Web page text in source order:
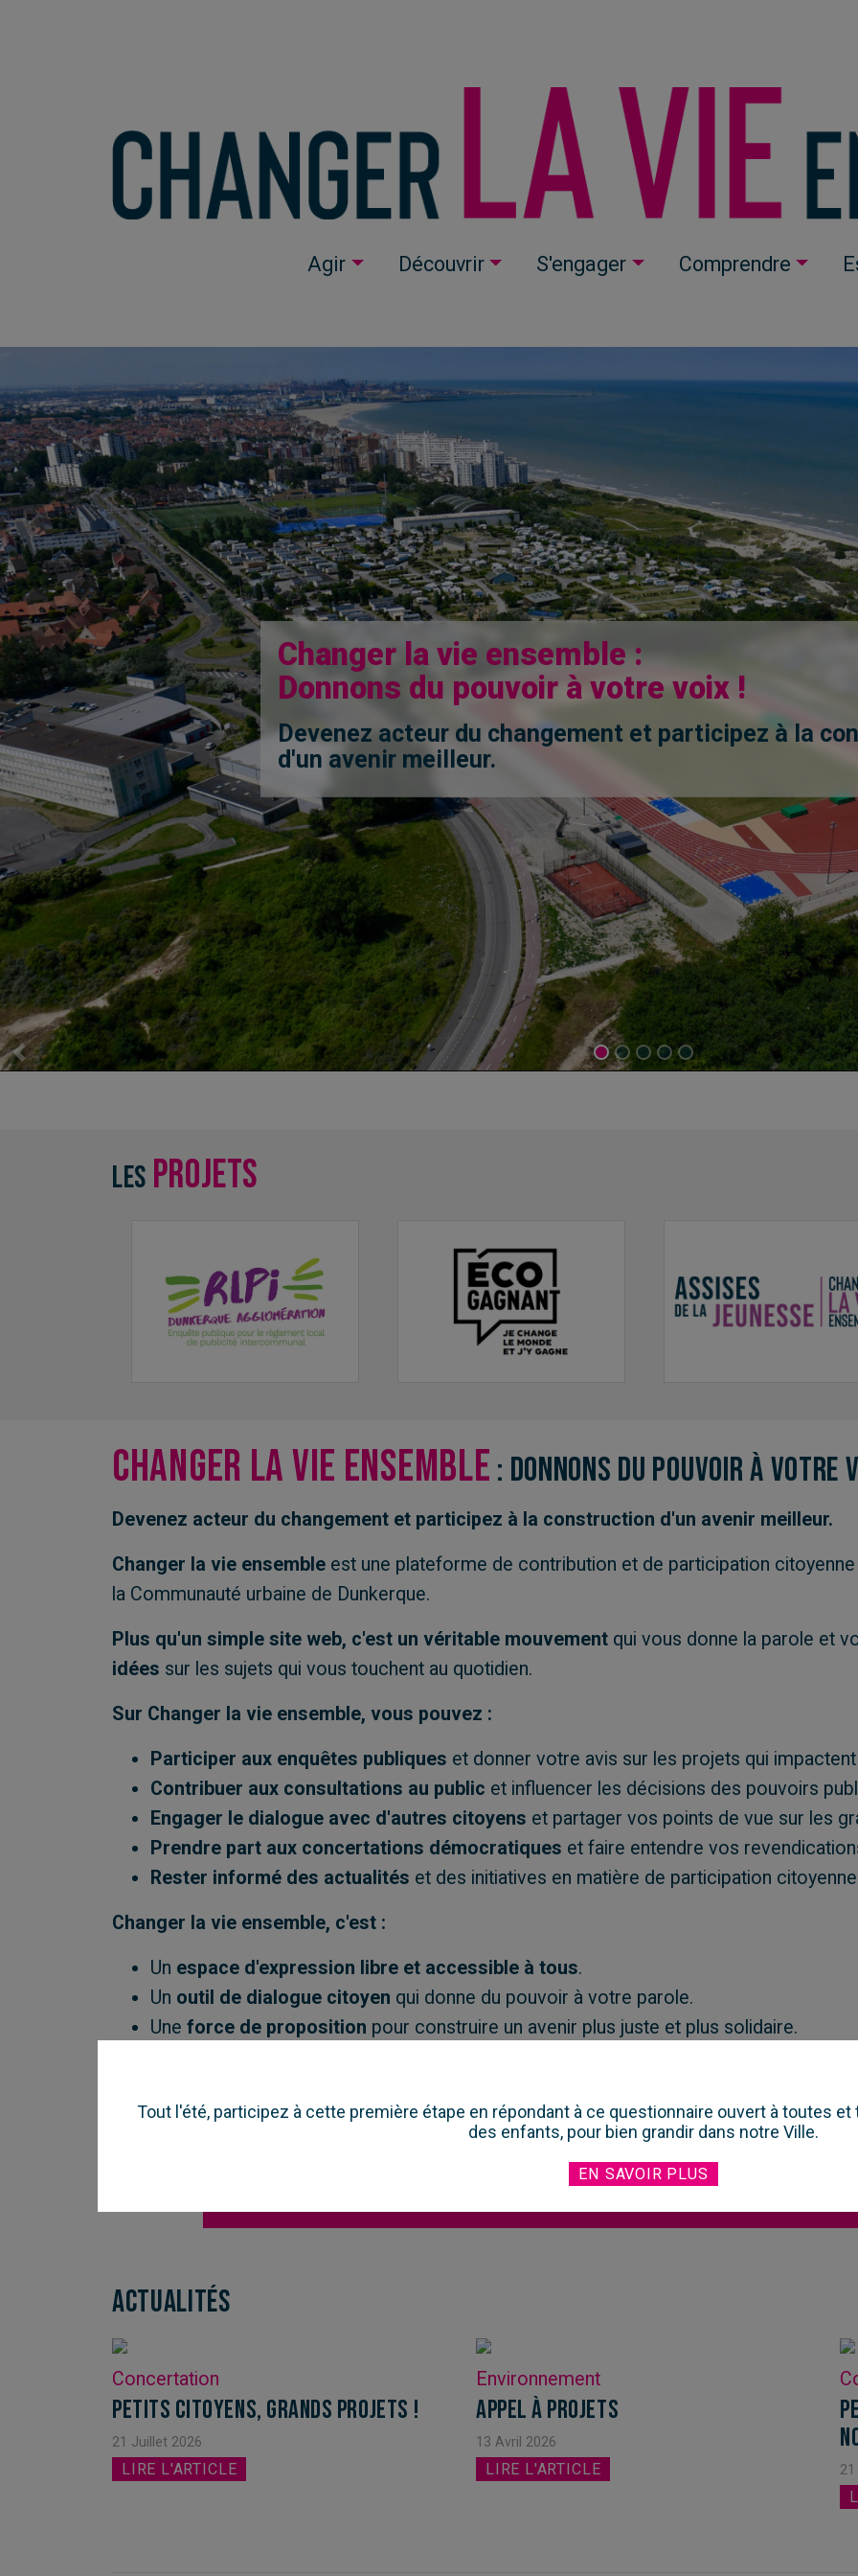
Agir Découvrir S'engager Comprendre
Changer la vie ensemble :
Donnons du pouvoir à votre voix !
Devenez acteur du changement et participez à la
d'un avenir meilleur.
Previous
Les projets
Changer la vie ensemble : Donnons du pouvoir à votre
Devenez acteur du changement et participez à la construction d'un avenir meilleur.
Changer la vie ensemble est une plateforme de contribution et de participation
la Communauté urbaine de Dunkerque.
Plus qu'un simple site web, c'est un véritable mouvement qui vous donne la parole et
idées sur les sujets qui vous touchent au quotidien.
Sur Changer la vie ensemble, vous pouvez :
Participer aux enquêtes publiques et donner votre avis sur les projets qui
Contribuer aux consultations au public et influencer les décisions des pouvoirs
Engager le dialogue avec d'autres citoyens et partager vos points de vue sur les
Prendre part aux concertations démocratiques et faire entendre vos
Rester informé des actualités et des initiatives en matière de participation
Changer la vie ensemble, c'est :
Un espace d'expression libre et accessible à tous.
Un outil de dialogue citoyen qui donne du pouvoir à votre parole.
Une force de proposition pour construire un avenir plus juste et plus solidaire.
Recevoir les dernières actualités "Changer la vie
Actualités
Concertation
Petits citoyens, grands projets !
21 Juillet 2026
LIRE L'ARTICLE
Environnement
APPEL À PROJETS
13 Avril 2026
LIRE L'ARTICLE
Tout l'été, participez à cette première étape en répondant à ce questionnaire ouvert à toutes
des enfants, pour bien grandir dans notre Ville.
EN SAVOIR PLUS